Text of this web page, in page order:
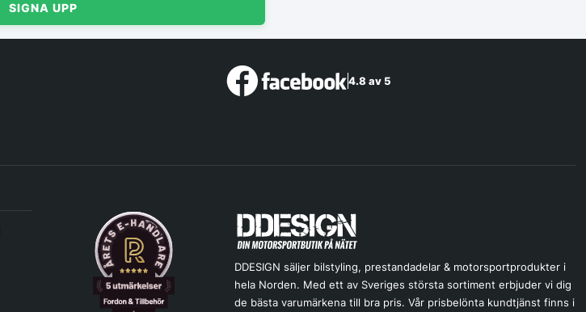
SIGNA UPP
4.8 av 5
DDESIGN säljer bilstyling, prestandadelar & motorsportprodukter i
hela Norden. Med ett av Sveriges största sortiment erbjuder vi dig
de bästa varumärkena till bra pris. Vår prisbelönta kundtjänst finns i